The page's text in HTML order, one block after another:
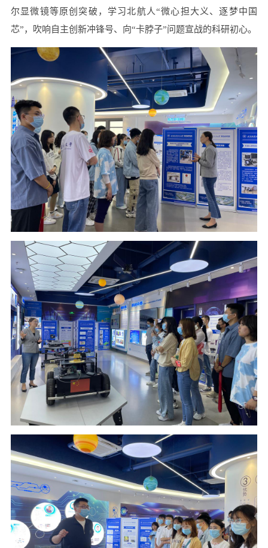
尔显微镜等原创突破，学习北航人“微心担大义、逐梦中国
芯”，吹响自主创新冲锋号、向“卡脖子”问题宣战的科研初心。